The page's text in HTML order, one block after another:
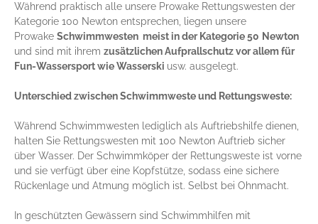
Während praktisch alle unsere Prowake Rettungswesten der
Kategorie 100 Newton entsprechen, liegen unsere
Prowake Schwimmwesten meist in der Kategorie 50 Newton
und sind mit ihrem zusätzlichen Aufprallschutz vor allem für
Fun-Wassersport wie Wasserski usw. ausgelegt.
Unterschied zwischen Schwimmweste und Rettungsweste:
Während Schwimmwesten lediglich als Auftriebshilfe dienen,
halten Sie Rettungswesten mit 100 Newton Auftrieb sicher
über Wasser. Der Schwimmköper der Rettungsweste ist vorne
und sie verfügt über eine Kopfstütze, sodass eine sichere
Rückenlage und Atmung möglich ist. Selbst bei Ohnmacht.
In geschützten Gewässern sind Schwimmhilfen mit